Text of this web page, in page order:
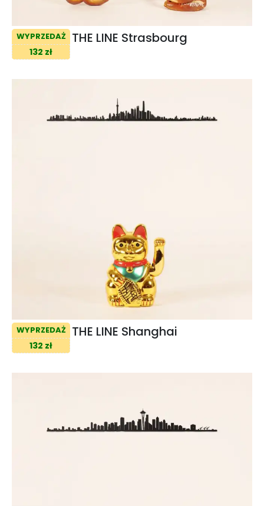
WYPRZEDAŻ
132 zł
THE LINE Strasbourg
WYPRZEDAŻ
132 zł
THE LINE Shanghai